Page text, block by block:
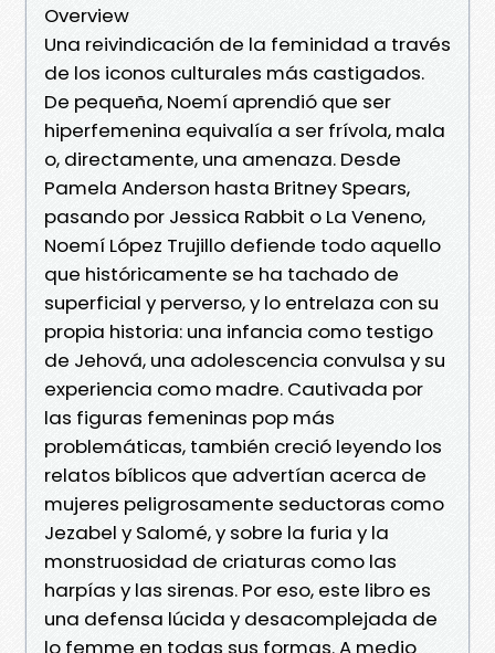
Overview
Una reivindicación de la feminidad a través
de los iconos culturales más castigados.
De pequeña, Noemí aprendió que ser
hiperfemenina equivalía a ser frívola, mala
o, directamente, una amenaza. Desde
Pamela Anderson hasta Britney Spears,
pasando por Jessica Rabbit o La Veneno,
Noemí López Trujillo defiende todo aquello
que históricamente se ha tachado de
superficial y perverso, y lo entrelaza con su
propia historia: una infancia como testigo
de Jehová, una adolescencia convulsa y su
experiencia como madre. Cautivada por
las figuras femeninas pop más
problemáticas, también creció leyendo los
relatos bíblicos que advertían acerca de
mujeres peligrosamente seductoras como
Jezabel y Salomé, y sobre la furia y la
monstruosidad de criaturas como las
harpías y las sirenas. Por eso, este libro es
una defensa lúcida y desacomplejada de
lo femme en todas sus formas. A medio